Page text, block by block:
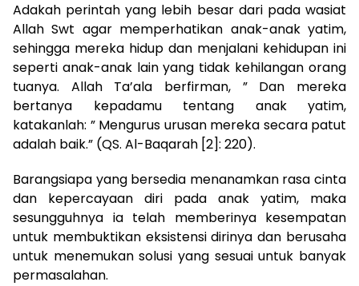
Adakah perintah yang lebih besar dari pada wasiat
Allah Swt agar memperhatikan anak-anak yatim,
sehingga mereka hidup dan menjalani kehidupan ini
seperti anak-anak lain yang tidak kehilangan orang
tuanya. Allah Ta’ala berfirman, ” Dan mereka
bertanya kepadamu tentang anak yatim,
katakanlah: ” Mengurus urusan mereka secara patut
adalah baik.” (QS. Al-Baqarah [2]: 220).
Barangsiapa yang bersedia menanamkan rasa cinta
dan kepercayaan diri pada anak yatim, maka
sesungguhnya ia telah memberinya kesempatan
untuk membuktikan eksistensi dirinya dan berusaha
untuk menemukan solusi yang sesuai untuk banyak
permasalahan.